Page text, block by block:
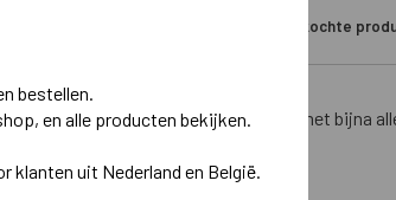
Toon uitverkochte
die het goed doet in combinatie met bijna
bestellen.
en alle producten bekijken.
klanten uit Nederland en België.